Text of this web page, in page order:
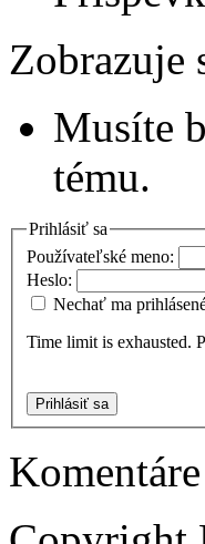
Zobrazuje
Musíte
tému.
Prihlásiť sa
Používateľské meno:
Heslo:
Nechať ma
Time limit is exhausted.
Prihlásiť sa